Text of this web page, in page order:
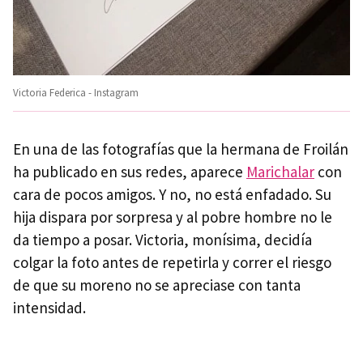
Victoria Federica - Instagram
En una de las fotografías que la hermana de Froilán
ha publicado en sus redes, aparece Marichalar con
cara de pocos amigos. Y no, no está enfadado. Su
hija dispara por sorpresa y al pobre hombre no le
da tiempo a posar. Victoria, monísima, decidía
colgar la foto antes de repetirla y correr el riesgo
de que su moreno no se apreciase con tanta
intensidad.